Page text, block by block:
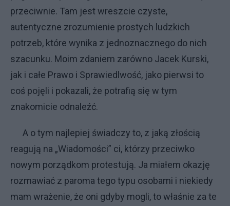
przeciwnie. Tam jest wreszcie czyste,
autentyczne zrozumienie prostych ludzkich
potrzeb, które wynika z jednoznacznego do nich
szacunku. Moim zdaniem zarówno Jacek Kurski,
jak i całe Prawo i Sprawiedlwość, jako pierwsi to
coś pojęli i pokazali, że potrafią się w tym
znakomicie odnaleźć.
A o tym najlepiej świadczy to, z jaką złością
reagują na „Wiadomości” ci, którzy przeciwko
nowym porządkom protestują. Ja miałem okazję
rozmawiać z paroma tego typu osobami i niekiedy
mam wrażenie, że oni gdyby mogli, to właśnie za te